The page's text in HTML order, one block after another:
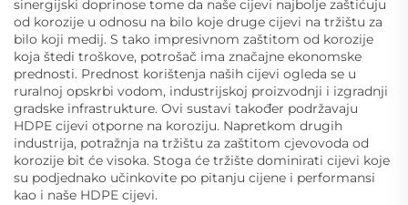
sinergijski doprinose tome da naše cijevi najbolje zaštićuju
od korozije u odnosu na bilo koje druge cijevi na tržištu za
bilo koji medij. S tako impresivnom zaštitom od korozije
koja štedi troškove, potrošač ima značajne ekonomske
prednosti. Prednost korištenja naših cijevi ogleda se u
ruralnoj opskrbi vodom, industrijskoj proizvodnji i izgradnji
gradske infrastrukture. Ovi sustavi također podržavaju
HDPE cijevi otporne na koroziju. Napretkom drugih
industrija, potražnja na tržištu za zaštitom cjevovoda od
korozije bit će visoka. Stoga će tržište dominirati cijevi koje
su podjednako učinkovite po pitanju cijene i performansi
kao i naše HDPE cijevi.